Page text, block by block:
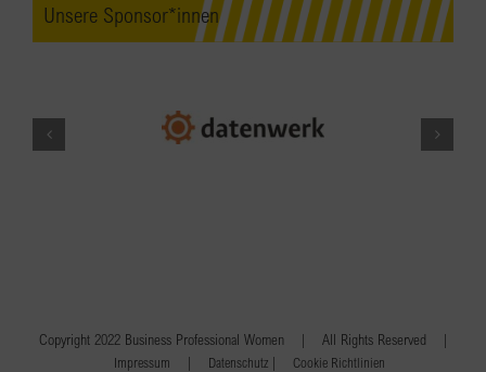
Unsere Sponsor*innen
Copyright 2022 Business Professional Women | All Rights Reserved |
Impressum | Datenschutz | Cookie Richtlinien